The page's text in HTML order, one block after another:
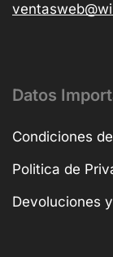
Datos
Condiciones
Politica de
Devoluciones